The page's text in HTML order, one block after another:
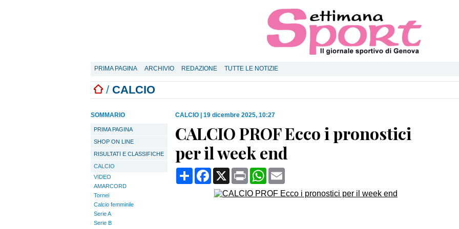
PRIMA PAGINA ARCHIVIO REDAZIONE TUTTE LE NOTIZIE
/ CALCIO
SOMMARIO
PRIMA PAGINA
SHOP ON LINE
RISULTATI E CLASSIFICHE
CALCIO
VIDEO
AMARCORD
Tornei
Calcio femminile
Serie A
Serie B
CALCIO 19 dicembre 2025, 10:27
CALCIO PROF Ecco i pronostici
per il week end
CondividiFacebook
X Print WhatsApp